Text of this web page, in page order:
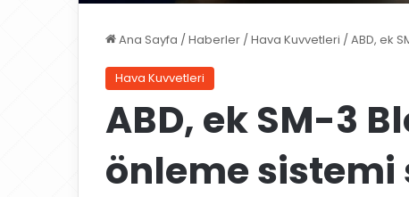
Ana Sayfa /Haberler /Hava Kuvvetleri /ABD, ek
Hava Kuvvetleri
ABD, ek SM-3
önleme